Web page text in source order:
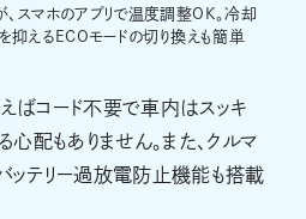
スマホのアプリで温度調整OK。冷却
抑えるECOモードの切り換えも簡単
ばコード不要で車内はスッキ
心配もありません。また、クルマ
ッテリー過放電防止機能も搭載